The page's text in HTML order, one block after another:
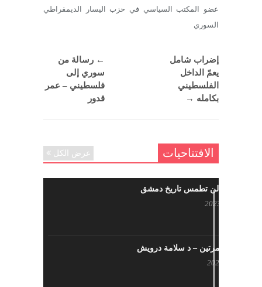
عضو المكتب السياسي في حزب اليسار الديمقراطي
السوري
← رسالة من
سوري إلى
فلسطيني – عمر
قدور
إضراب شامل
يعمّ الداخل
الفلسطيني
بكامله →
الافتتاحيات عرض الكل
حرائقكم لن تطمس تاريخ دمشق
لا تقتلونا مرتين – د سلامة درويش